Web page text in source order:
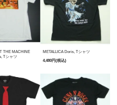
THE MACHINE
Tシャツ
METALLICA Doris, Tシャツ
4,480円(税込)